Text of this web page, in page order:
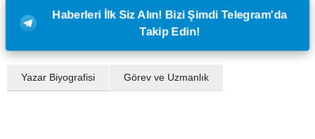
Haberleri İlk Siz Alın! Bizi Şimdi Telegram'da
Takip Edin!
Yazar Biyografisi Görev ve Uzmanlık